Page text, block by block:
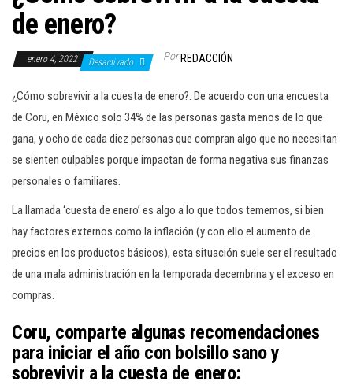
de enero?
enero 4, 2022 Desactivado Por REDACCIÓN
¿Cómo sobrevivir a la cuesta de enero?. De acuerdo con una encuesta
de Coru, en México solo 34% de las personas gasta menos de lo que
gana, y ocho de cada diez personas que compran algo que no necesitan
se sienten culpables porque impactan de forma negativa sus finanzas
personales o familiares.
La llamada ‘cuesta de enero’ es algo a lo que todos tememos, si bien
hay factores externos como la inflación (y con ello el aumento de
precios en los productos básicos), esta situación suele ser el resultado
de una mala administración en la temporada decembrina y el exceso en
compras.
Coru, comparte algunas recomendaciones
para iniciar el año con bolsillo sano y
sobrevivir a la cuesta de enero: